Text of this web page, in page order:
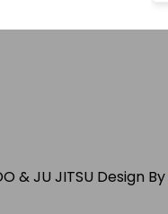
& JU JITSU Design By